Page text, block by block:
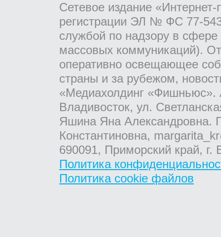
Сетевое издание
регистрации ЭЛ № ФС 77-
службой по надзору в
массовых коммуникаций).
оперативно освещающее
страны и за рубежом,
«Медиахолдинг «Фишньюс».
Владивосток, ул.
Яшина Яна Александровна.
Константиновна,
690091, Приморский край,
Политика
Политика cookie файлов